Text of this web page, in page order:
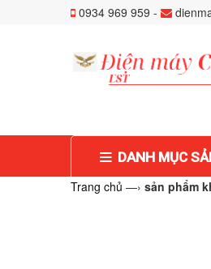
0934 969 959 -
DANH MỤC
Trang chủ —› sản phẩm